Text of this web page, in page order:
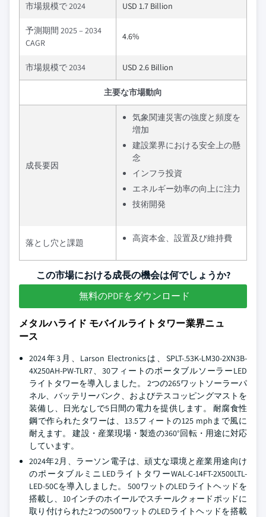
市場規模で 2024 USD 1.7 Billion
予測期間 2025 – 2034
CAGR
4.6%
市場規模で 2034 USD 2.6 Billion
主要な市場動向
成長要因
気象関連災害の強度と頻度を
増加
建設業界における安全上の懸
念
インフラ投資
エネルギー効率の向上に注力
技術開発
落とし穴と課題 高資本金、設置及び維持費
この市場における成長の機会は何でしょうか?
無料のPDFをダウンロード
メタルハライド モバイルライトタワー業界ニュ
ース
2024年3月、Larson Electronicsは、SPLT-.53K-LM30-2XN3B-
4X250AH-PW-TLR7、30フィートのポータブルソーラーLED
ライトタワーを導入しました。 2つの265ワットソーラーパ
ネル、バッテリーバンク、およびテスコッピングマストを
装備し、日光なしで5日間の電力を提供します。 耐腐食性
鋼で作られたタワーは、13.5フィートの125 mphまで風に
耐えます。 建設・産業現場・製造の360°回転・用途に対応
しています。
2024年2月、ラーソン電子は、頑丈な環境と産業用途向け
のポータブルミニLEDライトタワーWAL-C-14FT-2X500LTL-
LED-50Cを導入しました。 500ワットのLEDライトヘッドを
搭載し、10インチのホイールでスチールクォードポッドに
取り付けられた2つの500ワットのLEDライトヘッドを搭載